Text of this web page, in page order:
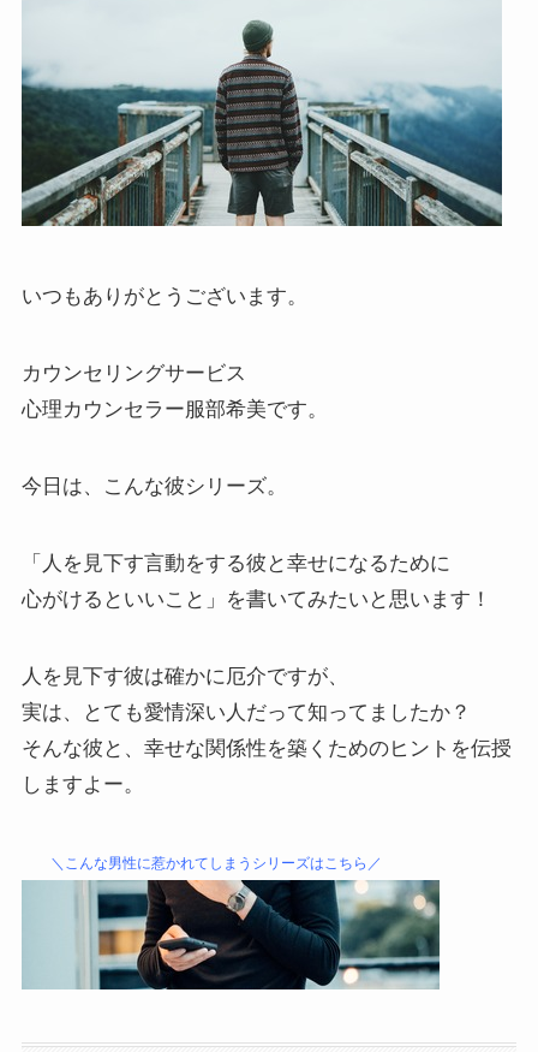
いつもありがとうございます。
カウンセリングサービス
心理カウンセラー服部希美です。
今日は、こんな彼シリーズ。
「人を見下す言動をする彼と幸せになるために
心がけるといいこと」を書いてみたいと思います！
人を見下す彼は確かに厄介ですが、
実は、とても愛情深い人だって知ってましたか？
そんな彼と、幸せな関係性を築くためのヒントを伝授
しますよー。
＼こんな男性に惹かれてしまうシリーズはこちら／